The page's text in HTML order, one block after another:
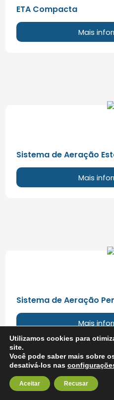
ETA Compacta
Mais
Sistema de Aeração
Mais
Sistema de Aeração
Mais
Utilizamos cookies para
site.
Você pode saber mais sobre
desativá-los nas
Aceitar Recusar